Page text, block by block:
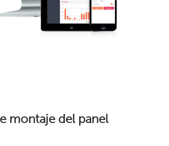
montaje del panel